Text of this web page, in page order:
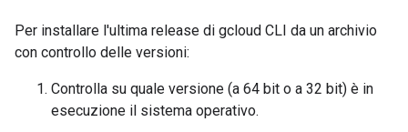
Per installare l'ultima release di gcloud CLI da un archivio
con controllo delle versioni:
Controlla su quale versione (a 64 bit o a 32 bit) è in
esecuzione il sistema operativo.